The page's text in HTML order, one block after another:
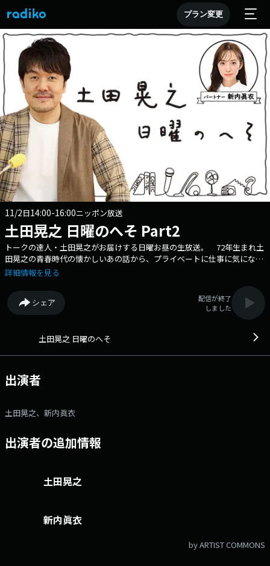
プラン変更
11/2日14:00-16:00ニッポン放送
土田晃之 日曜のへそ Part2
トークの達人・土田晃之がお届けする日曜お昼の生放送。 72年生まれ土
田晃之の青春時代の懐かしいあの話から、プライベートに仕事に気になる
ニュースまでしゃべりまくり！ ときには、ビッグなゲストも登場!? 日
でもいたって通常営業！ メールテーマは先日、プロ野球のドラフト会議
が開催されたという事で【私のドラフト１位】 例えば… 「スキー場
に向かう車で聞きたいアーティスト・ドラフト１位は広瀬香美さん
け、海老で！」 「背番号１１が似合う選手ドラフト１位は、カズでもラ
また日曜のお昼に何をしているのか？なんて何気ないメールでも大歓迎で
す。 さらに競馬コーナーは若手芸人が馬券予想！ 当選金は生放送中
スは… GI「天皇賞・秋」 今日から日曜のへそを聴き始めるという方
も肩の力を抜いてゆるーくお聴きください！ ▼12:00 今週のオープニ
情報 ▼12:34 コレがイヤなの私だけ ▼12:52 ニュース ▼12:53 新内眞
物の名前が入っている懐かしい曲」 ▼13:18 交通情報 ▼13:22 メールテ
ーマ2「私のドラフト１位」 ▼13:42 K'sデンキ presents ツッチー家電
隊 ▼14:12 SDGsマガジン ▼14:25 コレが美味いと言わせ隊 ▼14:45
ース ▼14:58 交通情報 ▼14:14 土田カップ夢馬券ダービー（馬券予
詳細情報を見る
シェア
配信が終了
しました
土田晃之 日曜のへそ
出演者
土田晃之、新内眞衣
出演者の追加情報
土田晃之
新内眞衣
by ARTIST COMMONS